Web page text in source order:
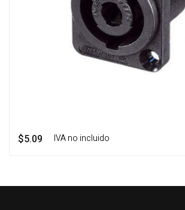
$5.09 ‎ ‎ ‎ IVA no incluido